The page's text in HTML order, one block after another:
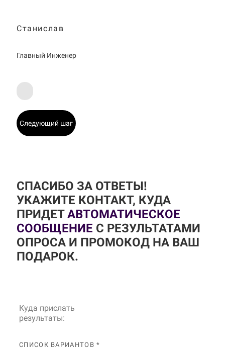
Станислав
Главный Инженер
Следующий шаг
СПАСИБО ЗА ОТВЕТЫ!
УКАЖИТЕ КОНТАКТ, КУДА
ПРИДЕТАВТОМАТИЧЕСКОЕ
СООБЩЕНИЕ С РЕЗУЛЬТАТАМИ
ОПРОСА И ПРОМОКОД НА ВАШ
ПОДАРОК.
Куда прислать
результаты:
СПИСОК ВАРИАНТОВ *